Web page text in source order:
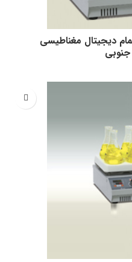
۶ جایگاهی تمام دیجیتال مغناطیسی